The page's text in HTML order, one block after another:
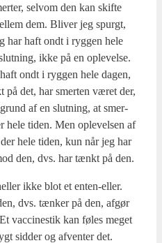
selv­om den kan skif­te
dem. Bli­ver jeg spurgt,
har haft ondt i ryg­gen hele
ikke på en ople­vel­se.
ondt i ryg­gen hele dagen,
det, har smer­ten været der,
af en slut­ning, at smer­
hele tiden. Men ople­vel­sen af
hele tiden, kun når jeg har
den, dvs. har tænkt på den.
ikke blot et enten-eller.
dvs. tæn­ker på den, afgør
vac­ci­ne­stik kan føles meget
sid­der og afven­ter det.